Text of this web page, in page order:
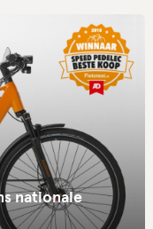
nationale